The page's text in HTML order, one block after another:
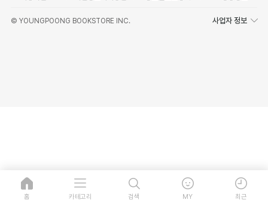
© YOUNGPOONG BOOKSTORE INC. 사업자 정보
홈 카테고리 검색 MY 최근